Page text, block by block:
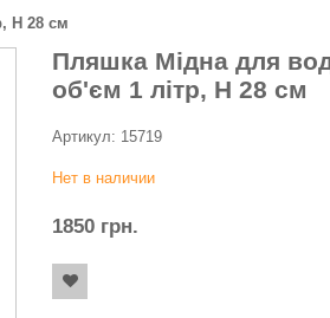
Н 28 см
Пляшка Мідна для
об'єм 1 літр, Н 28 см
Артикул: 15719
Нет в наличии
1850 грн.